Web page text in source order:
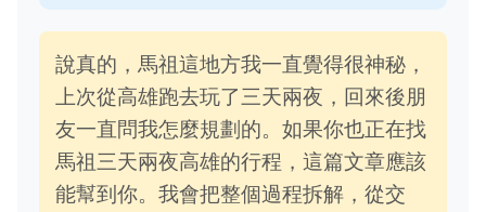
說真的，馬祖這地方我一直覺得很神秘，
上次從高雄跑去玩了三天兩夜，回來後朋
友一直問我怎麼規劃的。如果你也正在找
馬祖三天兩夜高雄的行程，這篇文章應該
能幫到你。我會把整個過程拆解，從交